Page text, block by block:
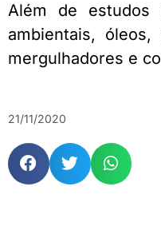
Além de estudos
ambientais,
mergulhadores e
21/11/2020